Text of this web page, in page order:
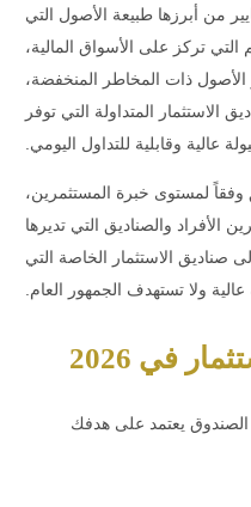
من أبرزها طبيعة الأصول التي
تركز على الأسواق المالية،
الأصول ذات المخاطر المنخفضة،
الاستثمار المتداولة التي توفر
عالية وقابلية للتداول اليومي.
لمستوى خبرة المستثمرين،
الأفراد والصناديق التي تديرها
صناديق الاستثمار الخاصة التي
ولا تستهدف الجمهور العام.
في 2026
فى 2026 اختيار نوع الصندوق يعتمد على هدفك